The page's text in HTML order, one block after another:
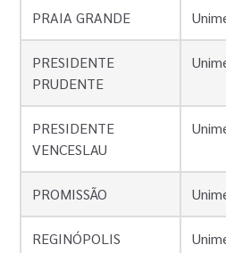
PRAIA GRANDE
PRESIDENTE
PRUDENTE
PRESIDENTE
VENCESLAU
PROMISSÃO
REGINÓPOLIS